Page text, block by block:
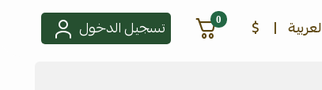
|
$
0 تسجيل الدخول